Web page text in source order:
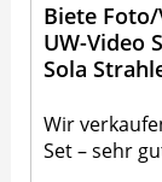
Biete
UW-Video
Sola
Wir
Set – sehr